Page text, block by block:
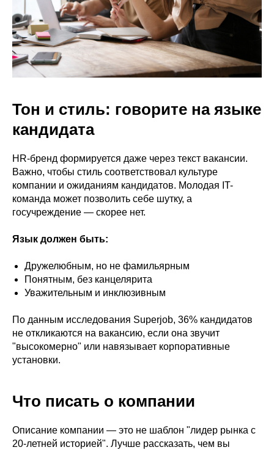
Тон и стиль: говорите на языке
кандидата
HR-бренд формируется даже через текст вакансии.
Важно, чтобы стиль соответствовал культуре
компании и ожиданиям кандидатов. Молодая IT-
команда может позволить себе шутку, а
госучреждение — скорее нет.
Язык должен быть:
Дружелюбным, но не фамильярным
Понятным, без канцелярита
Уважительным и инклюзивным
По данным исследования Superjob, 36% кандидатов
не откликаются на вакансию, если она звучит
"высокомерно" или навязывает корпоративные
установки.
Что писать о компании
Описание компании — это не шаблон "лидер рынка с
20-летней историей". Лучше рассказать, чем вы